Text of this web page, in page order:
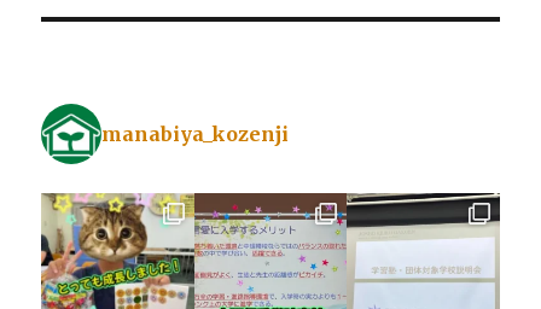
manabiya_kozenji